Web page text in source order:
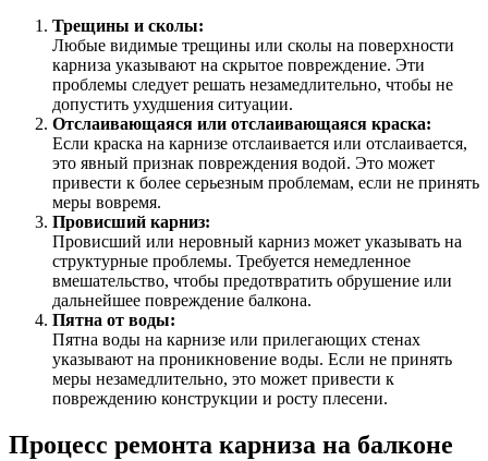
Трещины и сколы:
Любые видимые трещины или сколы на поверхности
карниза указывают на скрытое повреждение. Эти
проблемы следует решать незамедлительно, чтобы не
допустить ухудшения ситуации.
Отслаивающаяся или отслаивающаяся краска:
Если краска на карнизе отслаивается или отслаивается,
это явный признак повреждения водой. Это может
привести к более серьезным проблемам, если не принять
меры вовремя.
Провисший карниз:
Провисший или неровный карниз может указывать на
структурные проблемы. Требуется немедленное
вмешательство, чтобы предотвратить обрушение или
дальнейшее повреждение балкона.
Пятна от воды:
Пятна воды на карнизе или прилегающих стенах
указывают на проникновение воды. Если не принять
меры незамедлительно, это может привести к
повреждению конструкции и росту плесени.
Процесс ремонта карниза на балконе